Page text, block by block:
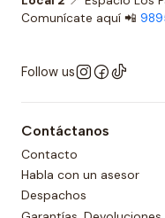
Comunícate aquí 📲
Follow us
Contáctanos
Contacto
Habla con un asesor
Despachos